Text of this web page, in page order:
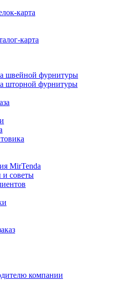
карта
карта
швейной фурнитуры
шторной фурнитуры
MirTenda
и советы
компании